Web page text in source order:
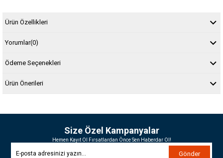
Ürün Özellikleri
Yorumlar(0)
Ödeme Seçenekleri
Ürün Önerileri
Size Özel Kampanyalar
Hemen Kayıt Ol Fırsatlardan Önce Sen Haberdar Ol!
Gönder